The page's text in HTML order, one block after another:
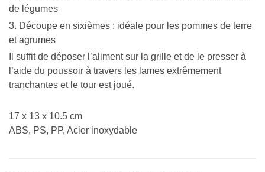
de légumes
3. Découpe en sixièmes : idéale pour les pommes de terre
et agrumes
Il suffit de déposer l’aliment sur la grille et de le presser à
l’aide du poussoir à travers les lames extrêmement
tranchantes et le tour est joué.
17 x 13 x 10.5 cm
ABS, PS, PP, Acier inoxydable